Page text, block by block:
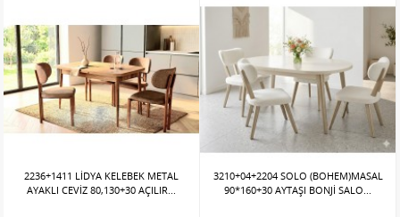
2236+1411 LİDYA KELEBEK METAL
AYAKLI CEVİZ 80,130+30 AÇILIR...
3210+04+2204 SOLO (BOHEM)MASAL
90*160+30 AYTAŞI BONJİ SALO...